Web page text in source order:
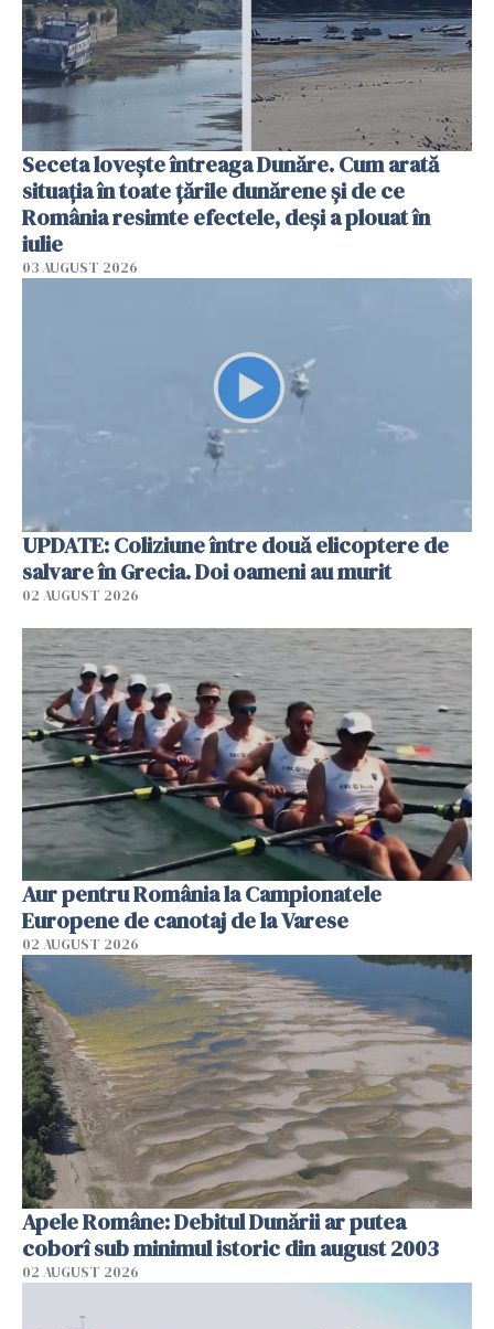
Seceta lovește întreaga Dunăre. Cum arată
situația în toate țările dunărene și de ce
România resimte efectele, deși a plouat în
iulie
03 AUGUST 2026
UPDATE: Coliziune între două elicoptere de
salvare în Grecia. Doi oameni au murit
02 AUGUST 2026
Aur pentru România la Campionatele
Europene de canotaj de la Varese
02 AUGUST 2026
Apele Române: Debitul Dunării ar putea
coborî sub minimul istoric din august 2003
02 AUGUST 2026